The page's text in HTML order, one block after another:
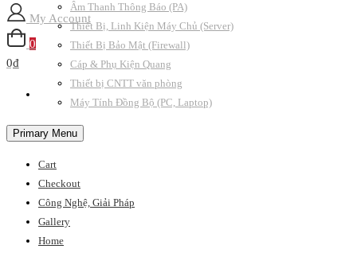
My Account
0
0₫
Âm Thanh Thông Báo (PA)
Thiết Bị, Linh Kiện Máy Chủ (Server)
Thiết Bị Bảo Mật (Firewall)
Cáp & Phụ Kiện Quang
Thiết bị CNTT văn phòng
Máy Tính Đồng Bộ (PC, Laptop)
Primary Menu
Cart
Checkout
Công Nghệ, Giải Pháp
Gallery
Home